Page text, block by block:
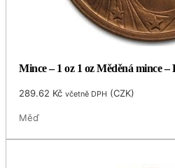
Mince – 1 oz 1 oz Měděná mince
289.62 Kč včetně DPH (CZK)
Měď